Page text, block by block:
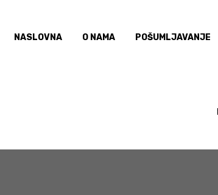
NASLOVNA O NAMA POŠUMLJAVANJE